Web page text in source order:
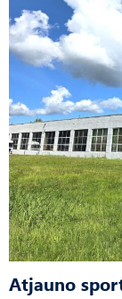
Atjauno